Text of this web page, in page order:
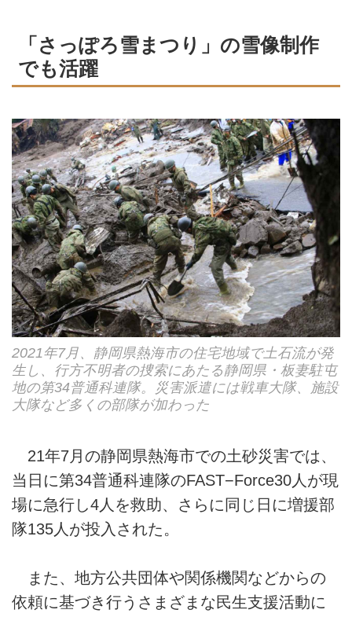
「さっぽろ雪まつり」の雪像制作
でも活躍
2021年7月、静岡県熱海市の住宅地域で土石流が発
生し、行方不明者の捜索にあたる静岡県・板妻駐屯
地の第34普通科連隊。災害派遣には戦車大隊、施設
大隊など多くの部隊が加わった
21年7月の静岡県熱海市での土砂災害では、
当日に第34普通科連隊のFAST−Force30人が現
場に急行し4人を救助、さらに同じ日に増援部
隊135人が投入された。
また、地方公共団体や関係機関などからの
依頼に基づき行うさまざまな民生支援活動に